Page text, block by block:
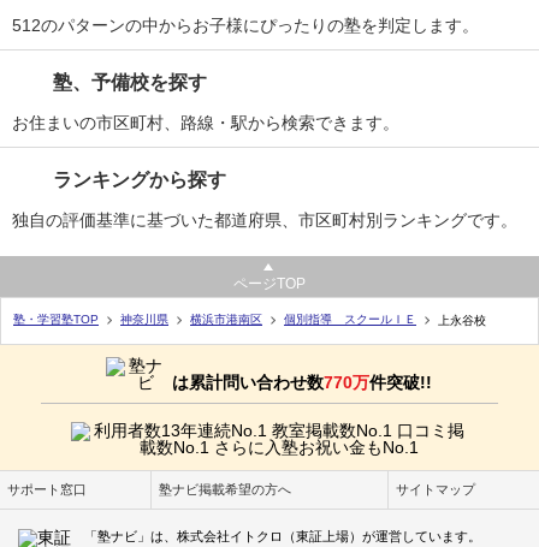
512のパターンの中からお子様にぴったりの塾を判定します。
塾、予備校を探す
お住まいの市区町村、路線・駅から検索できます。
ランキングから探す
独自の評価基準に基づいた都道府県、市区町村別ランキングです。
ページTOP
塾・学習塾TOP 神奈川県 横浜市港南区 個別指導 スクールＩＥ 上永谷校
は累計問い合わせ数770万件突破!!
サポート窓口 塾ナビ掲載希望の方へ サイトマップ
「塾ナビ」は、株式会社イトクロ（東証上場）が運営しています。